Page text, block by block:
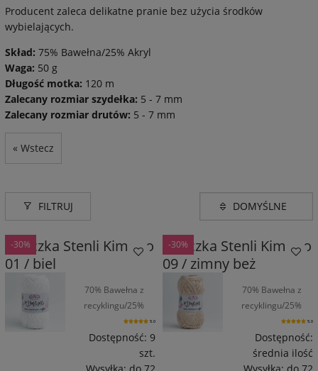
Producent zaleca delikatne pranie bez użycia środków
wybielających.
Skład: 75% Bawełna/25% Akryl
Waga: 50 g
Długość motka: 120 m
Zalecany rozmiar szydełka: 5 - 7 mm
Zalecany rozmiar drutów: 5 - 7 mm
« Wstecz
FILTRUJ
Włóczka Stenli Kimono
01 / biel
70% Bawełna z
recyklingu/25%
Wiskoza/5%
Poliamid / 160 m /
5.0
Dostępność: 9
szt.
-30%
Włóczka Stenli Kimono
09 / zimny beż
70% Bawełna z
recyklingu/25%
Wiskoza/5%
Poliamid / 160 m /
50 g
5.0
Dostępność:
średnia ilość
-30%